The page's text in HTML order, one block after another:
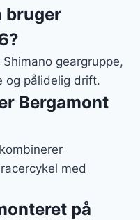
bruger
geargruppe,
og pålidelig drift.
Bergamont
med
på